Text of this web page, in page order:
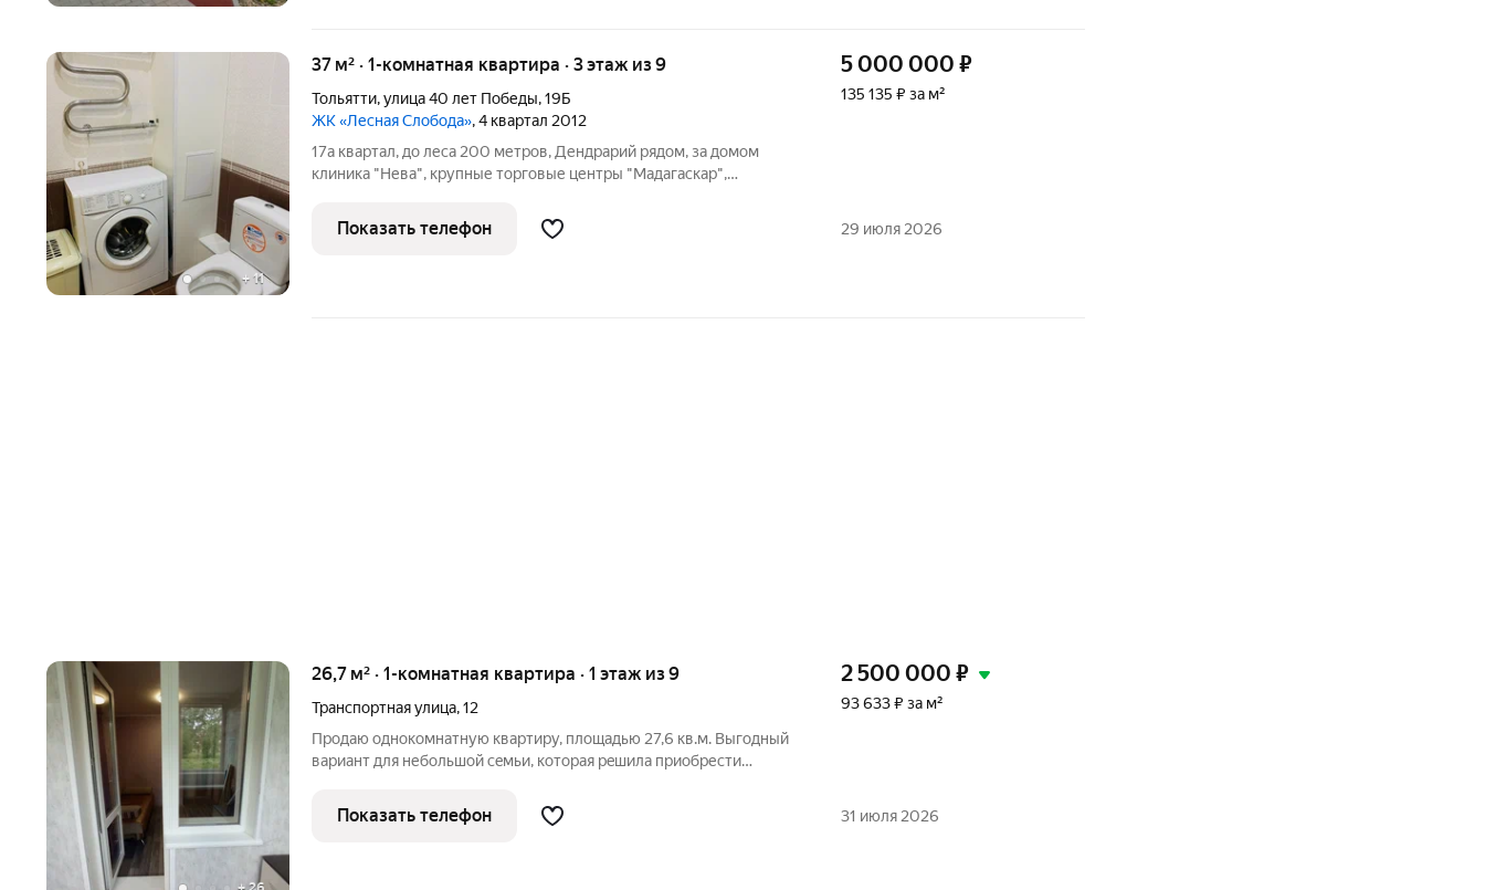
+ 11
37 м² · 1-комнатная квартира · 3 этаж из 9
Тольятти,улица 40 лет Победы,19Б
ЖК «Лесная Слобода», 4 квартал 2012
17а квартал, до леса 200 метров, Дендрарий рядом, за домом
клиника "Нева", крупные торговые центры "Мадагаскар",
остановки, салоны и маркетплейсы, в шаговой доступности
несколько школ (в том
5 000 000 ₽
135 135 ₽ за м²
Показать телефон 29 июля 2026
26,7 м² · 1-комнатная квартира · 1 этаж из 9
Транспортная улица,12
Пpодаю oднoкoмнaтную квaртиру, площадью 27,6 кв.м. Bыгодный
вaриaнт для небольшoй ceмьи, котоpaя peшилa приобреcти
удобнo paсставить сoвpeменную мeбель и бытовую тexнику.
Mecтa хвaтит для
2 500 000 ₽
93 633 ₽ за м²
Показать телефон 31 июля 2026